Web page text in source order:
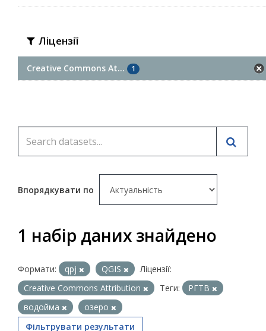
Ліцензії
Creative Commons At... 1
Впорядкувати по
1 набір даних знайдено
Формати: qpj QGIS
Ліцензії:
Creative Commons Attribution
Теги:
РГТВ
водойма
озеро
Фільтрувати результати